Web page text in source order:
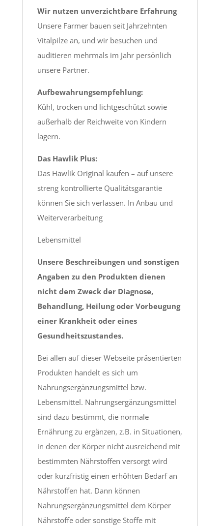
Wir nutzen unverzichtbare Erfahrung
Unsere Farmer bauen seit Jahrzehnten
Vitalpilze an, und wir besuchen und
auditieren mehrmals im Jahr persönlich
unsere Partner.
Aufbewahrungsempfehlung:
Kühl, trocken und lichtgeschützt sowie
außerhalb der Reichweite von Kindern
lagern.
Das Hawlik Plus:
Das Hawlik Original kaufen – auf unsere
streng kontrollierte Qualitätsgarantie
können Sie sich verlassen. In Anbau und
Weiterverarbeitung
Lebensmittel
Unsere Beschreibungen und sonstigen
Angaben zu den Produkten dienen
nicht dem Zweck der Diagnose,
Behandlung, Heilung oder Vorbeugung
einer Krankheit oder eines
Gesundheitszustandes.
Bei allen auf dieser Webseite präsentierten
Produkten handelt es sich um
Nahrungsergänzungsmittel bzw.
Lebensmittel. Nahrungsergänzungsmittel
sind dazu bestimmt, die normale
Ernährung zu ergänzen, z.B. in Situationen,
in denen der Körper nicht ausreichend mit
bestimmten Nährstoffen versorgt wird
oder kurzfristig einen erhöhten Bedarf an
Nährstoffen hat. Dann können
Nahrungsergänzungsmittel dem Körper
Nährstoffe oder sonstige Stoffe mit